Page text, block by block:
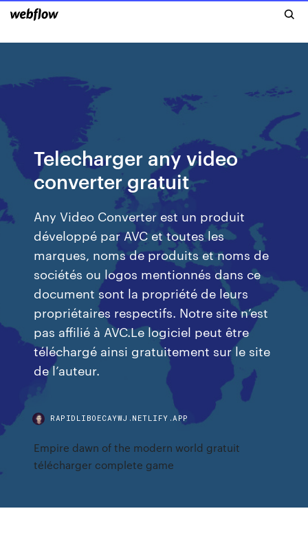
Telecharger any video
converter gratuit
Any Video Converter est un produit
développé par AVC et toutes les
marques, noms de produits et noms de
sociétés ou logos mentionnés dans ce
document sont la propriété de leurs
propriétaires respectifs. Notre site n’est
pas affilié à AVC.Le logiciel peut être
téléchargé ainsi gratuitement sur le site
de l’auteur.
RAPIDLIBOECAYWJ.NETLIFY.APP
Empire dawn of the modern world gratuit
télécharger complete game